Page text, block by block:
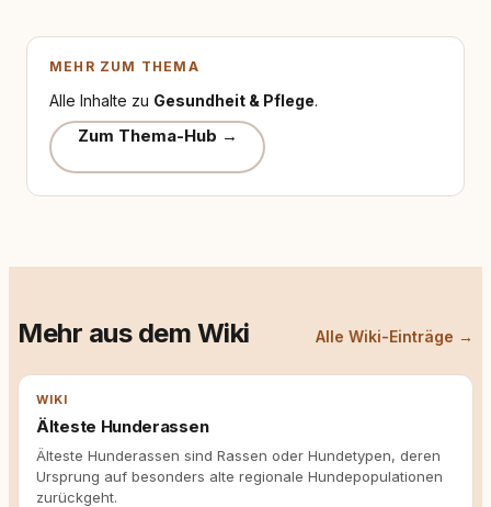
MEHR ZUM THEMA
Alle Inhalte zu Gesundheit & Pflege.
Zum Thema-Hub →
Mehr aus dem Wiki Alle Wiki-Einträge →
WIKI
Älteste Hunderassen
Älteste Hunderassen sind Rassen oder Hundetypen, deren
Ursprung auf besonders alte regionale Hundepopulationen
zurückgeht.